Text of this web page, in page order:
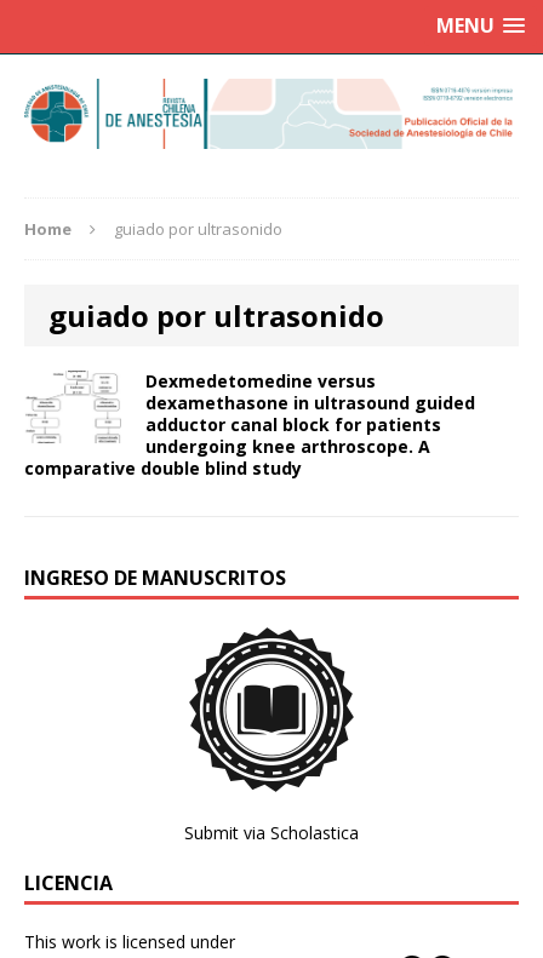
MENU
Home guiado por ultrasonido
guiado por ultrasonido
Dexmedetomedine versus
dexamethasone in ultrasound guided
adductor canal block for patients
undergoing knee arthroscope. A
comparative double blind study
INGRESO DE MANUSCRITOS
Submit via Scholastica
LICENCIA
This work is licensed under